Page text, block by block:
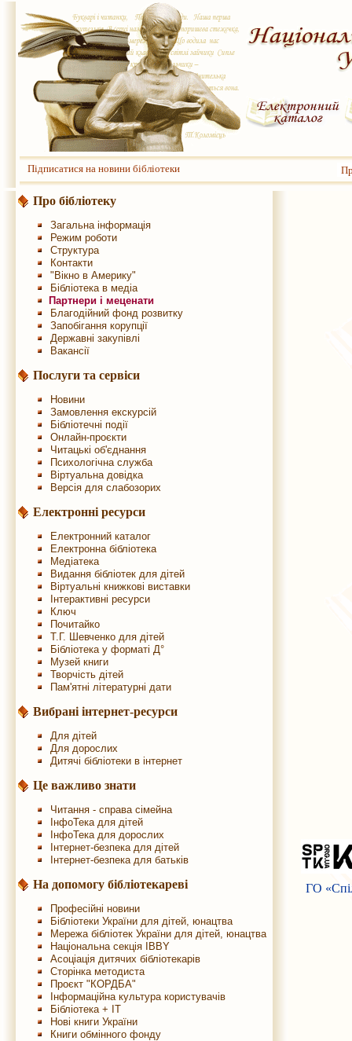
Підписатися на новини бібліотеки
Про бібліотеку
Загальна інформація
Режим роботи
Структура
Контакти
"Вікно в Америку"
Бібліотека в медіа
Партнери і меценати
Благодійний фонд розвитку
Запобігання корупції
Державні закупівлі
Вакансії
Послуги та сервіси
Новини
Замовлення екскурсій
Бібліотечні події
Онлайн-проєкти
Читацькі об'єднання
Психологічна служба
Віртуальна довідка
Версія для слабозорих
Електронні ресурси
Електронний каталог
Електронна бібліотека
Медіатека
Видання бібліотек для дітей
Віртуальні книжкові виставки
Інтерактивні ресурси
Ключ
Почитайко
Т.Г. Шевченко для дітей
Бібліотека у форматі Д°
Музей книги
Творчість дітей
Пам'ятні літературні дати
Вибрані інтернет-ресурси
Для дітей
Для дорослих
Дитячі бібліотеки в інтернет
Це важливо знати
Читання - справа сімейна
ІнфоТека для дітей
ІнфоТека для дорослих
Інтернет-безпека для дітей
Інтернет-безпека для батьків
На допомогу бібліотекареві
Професійні новини
Бібліотеки України для дітей, юнацтва
Мережа бібліотек України для дітей, юнацтва
Національна секція IBBY
Асоціація дитячих бібліотекарів
Сторінка методиста
Проєкт "КОРДБА"
Інформаційна культура користувачів
Бібліотека + IT
Нові книги України
Книги обмінного фонду
ГО